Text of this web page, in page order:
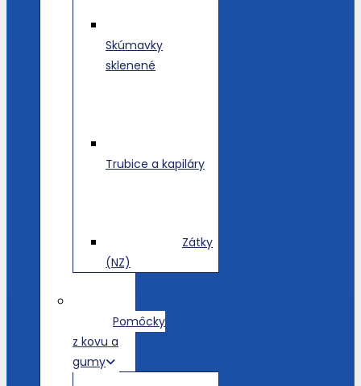
Skúmavky
sklenené
Trubice a kapiláry
Zátky
(NZ)
Pomôcky
z kovu a
gumy